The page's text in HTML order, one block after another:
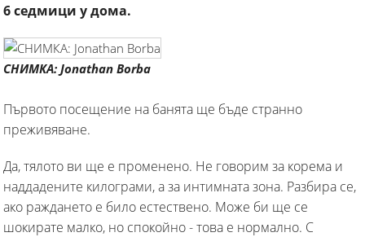
6 седмици у дома.
СНИМКА: Jonathan Borba
Първото посещение на банята ще бъде странно
преживяване.
Да, тялото ви ще е променено. Не говорим за корема и
наддадените килограми, а за интимната зона. Разбира се,
ако раждането е било естествено. Може би ще се
шокирате малко, но спокойно - това е нормално. С